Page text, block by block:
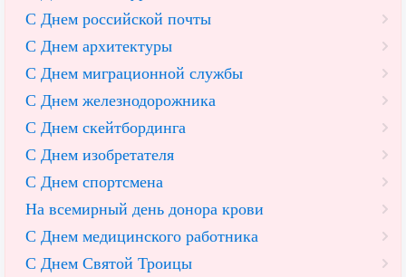
С Днем российской почты
С Днем архитектуры
С Днем миграционной службы
С Днем железнодорожника
С Днем скейтбординга
С Днем изобретателя
С Днем спортсмена
На всемирный день донора крови
С Днем медицинского работника
С Днем Святой Троицы